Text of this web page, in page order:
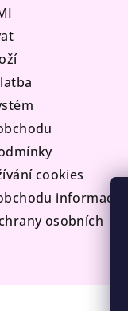
cookies
informace
osobních